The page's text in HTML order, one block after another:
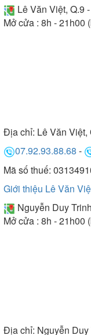
Lê Văn Việt, Q.9
Mở cửa : 8h -
Địa chỉ: Lê Văn Việt,
07.92.93.88.68 -
Mã số thuế:
Giới thiệu Lê Văn
Nguyễn Duy
Mở cửa : 8h -
Địa chỉ: Nguyễn